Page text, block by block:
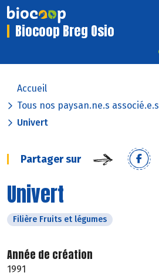
Biocoop Breg Osio
Accueil
Tous nos paysan.ne.s associé.e.s
Univert
Partager sur
Univert
Filière Fruits et légumes
Année de création
1991